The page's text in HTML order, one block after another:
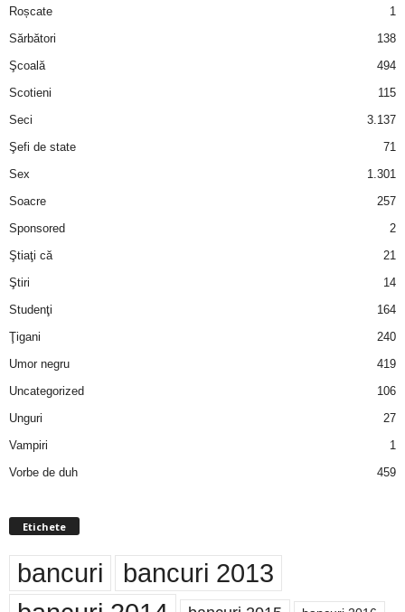
Roșcate
1
Sărbători
138
Şcoală
494
Scotieni
115
Seci
3.137
Şefi de state
71
Sex
1.301
Soacre
257
Sponsored
2
Ştiaţi că
21
Ştiri
14
Studenţi
164
Ţigani
240
Umor negru
419
Uncategorized
106
Unguri
27
Vampiri
1
Vorbe de duh
459
Etichete
bancuri bancuri 2013